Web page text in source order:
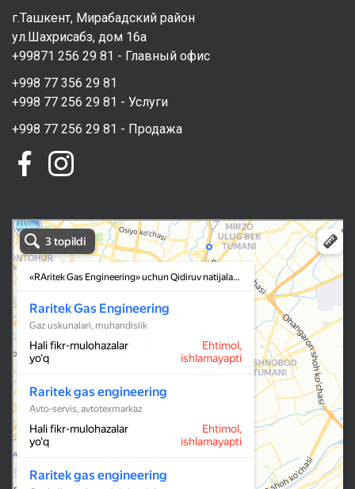
г.Ташкент, Мирабадский район
ул.Шахрисабз, дом 16а
+99871 256 29 81 - Главный офис
+998 77 356 29 81
+998 77 256 29 81 - Услуги
+998 77 256 29 81 - Продажа
RAritek Gas Engineering в Ташкенте
Ташкент